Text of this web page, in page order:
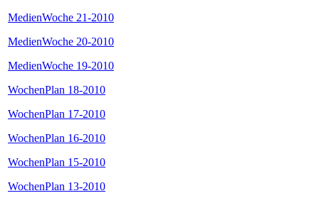
MedienWoche 21-2010
MedienWoche 20-2010
MedienWoche 19-2010
WochenPlan 18-2010
WochenPlan 17-2010
WochenPlan 16-2010
WochenPlan 15-2010
WochenPlan 13-2010